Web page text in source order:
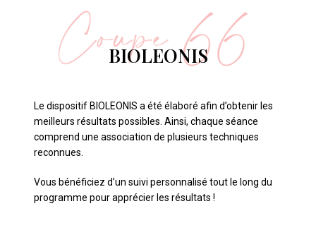
BIOLEONIS
Le dispositif BIOLEONIS a été élaboré afin d’obtenir les
meilleurs résultats possibles. Ainsi, chaque séance
comprend une association de plusieurs techniques
reconnues.
Vous bénéficiez d’un suivi personnalisé tout le long du
programme pour apprécier les résultats !